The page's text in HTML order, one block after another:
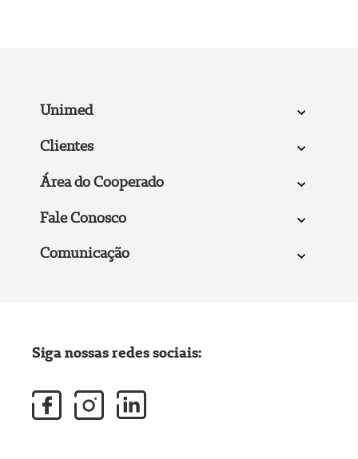
Unimed
Clientes
Área do Cooperado
Fale Conosco
Comunicação
Siga nossas redes sociais: